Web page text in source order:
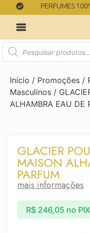
PERFUMES 100%
Início / Promoções /
Masculinos /
ALHAMBRA EAU DE
GLACIER
MAISON
PARFUM
mais informações
R$246,05 no PIX